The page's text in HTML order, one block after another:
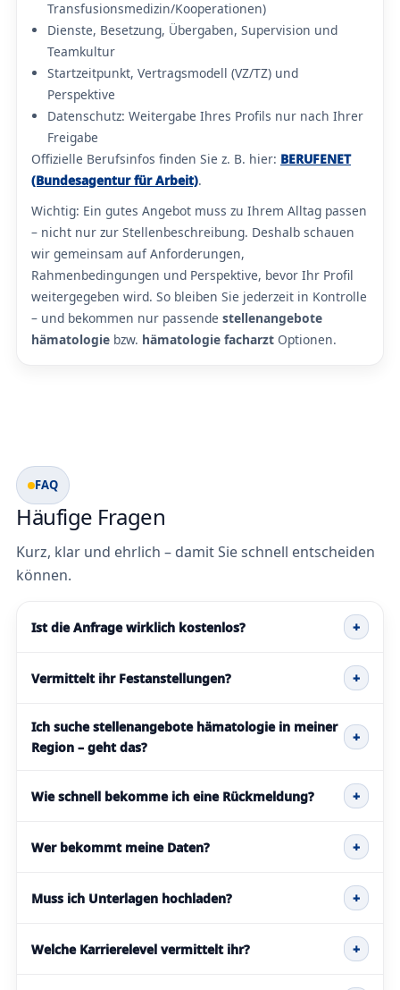
Transfusionsmedizin/Kooperationen)
Dienste, Besetzung, Übergaben, Supervision und
Teamkultur
Startzeitpunkt, Vertragsmodell (VZ/TZ) und
Perspektive
Datenschutz: Weitergabe Ihres Profils nur nach Ihrer
Freigabe
Offizielle Berufsinfos finden Sie z. B. hier: BERUFENET
(Bundesagentur für Arbeit).
Wichtig: Ein gutes Angebot muss zu Ihrem Alltag passen
– nicht nur zur Stellenbeschreibung. Deshalb schauen
wir gemeinsam auf Anforderungen,
Rahmenbedingungen und Perspektive, bevor Ihr Profil
weitergegeben wird. So bleiben Sie jederzeit in Kontrolle
– und bekommen nur passende stellenangebote
hämatologie bzw. hämatologie facharzt Optionen.
FAQ
Häufige Fragen
Kurz, klar und ehrlich – damit Sie schnell entscheiden
können.
Ist die Anfrage wirklich kostenlos? +
Vermittelt ihr Festanstellungen? +
Ich suche stellenangebote hämatologie in meiner
Region – geht das?
+
Wie schnell bekomme ich eine Rückmeldung? +
Wer bekommt meine Daten? +
Muss ich Unterlagen hochladen? +
Welche Karrierelevel vermittelt ihr? +